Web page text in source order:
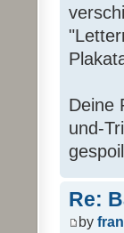
Deine
und-
Re:
by